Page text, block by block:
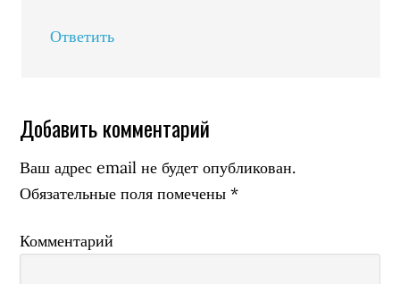
Ответить
Добавить комментарий
Ваш адрес email не будет опубликован.
Обязательные поля помечены*
Комментарий